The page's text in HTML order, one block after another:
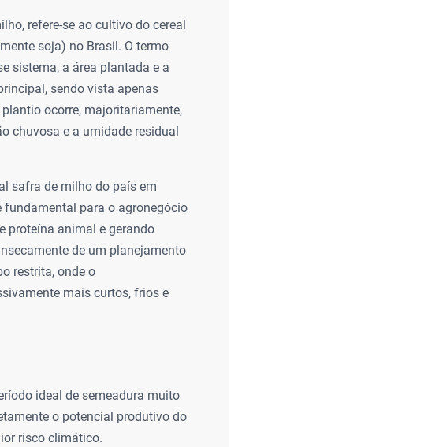
refere-se ao cultivo do cereal
soja) no Brasil. O termo
sistema, a área plantada e a
sendo vista apenas
ocorre, majoritariamente,
chuvosa e a umidade residual
safra de milho do país em
fundamental para o agronegócio
proteína animal e gerando
de um planejamento
restrita, onde o
mais curtos, frios e
ideal de semeadura muito
o potencial produtivo do
risco climático.